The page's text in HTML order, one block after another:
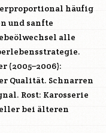
häufig
und sanfte
alle
(2005–2006):
Qualität. Schnarren
Rost: Karosserie
bei älteren